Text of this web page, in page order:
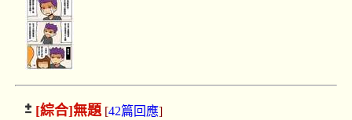
[綜合]無題[42篇回應]